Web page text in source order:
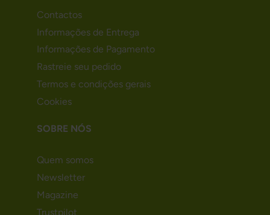
Contactos
Informações de Entrega
Informações de Pagamento
Rastreie seu pedido
Termos e condições gerais
Cookies
SOBRE NÓS
Quem somos
Newsletter
Magazine
Trustpilot